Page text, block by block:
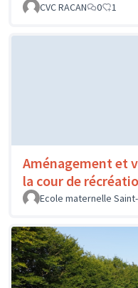
CVC RACAN
0 1
Aménagement et
la cour de
Ecole maternelle